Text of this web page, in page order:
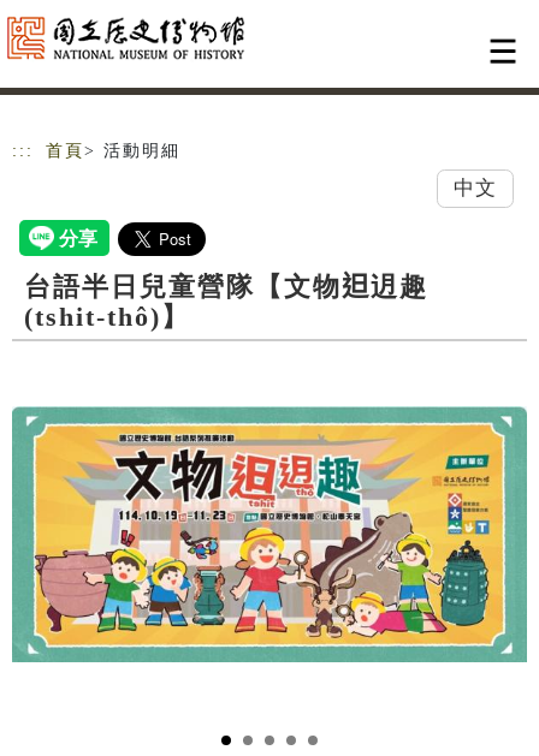
跳到主要內容
網站導覽
::: 首頁 > 活動明細
中文
台語半日兒童營隊【文物𨑨迌趣
(tshit-thô)】